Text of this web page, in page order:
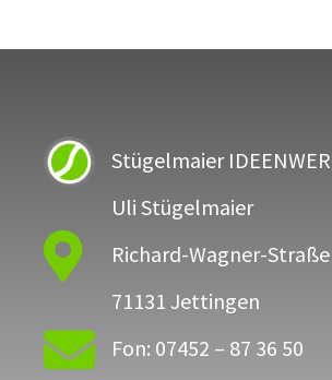
Stügelmaier
Uli Stügelmaier

Richard-Wagner-
71131 Jettingen

Fon: 07452 – 87 36 50